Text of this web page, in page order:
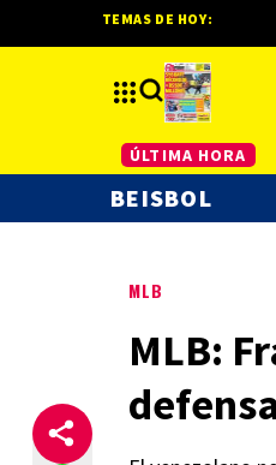
MLB
MLB:
TEMAS DE HOY:
ÚLTIMA HORA
BEISBOL